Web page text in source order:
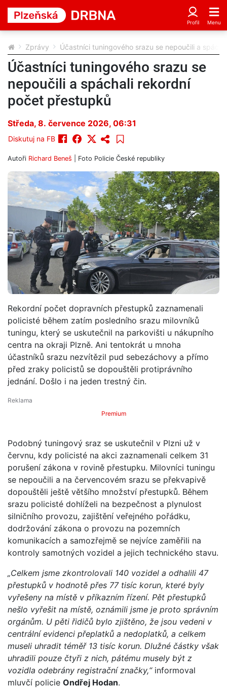
Zprávy Účastníci tuningového srazu se nepoučili a
Účastníci tuningového srazu se
nepoučili a spáchali rekordní
počet přestupků
Středa, 8. července 2026, 06:31
Diskutuj na FB
Autoři Richard Beneš | Foto Policie České republiky
Rekordní počet dopravních přestupků zaznamenali
policisté během zatím posledního srazu milovníků
tuningu, který se uskutečnil na parkovišti u nákupního
centra na okraji Plzně. Ani tentokrát u mnoha
účastníků srazu nezvítězil pud sebezáchovy a přímo
před zraky policistů se dopouštěli protiprávního
jednání. Došlo i na jeden trestný čin.
Premium
Podobný tuningový sraz se uskutečnil v Plzni už v
červnu, kdy policisté na akci zaznamenali celkem 31
porušení zákona v rovině přestupku. Milovníci tuningu
se nepoučili a na červencovém srazu se překvapivě
dopouštěli ještě většího množství přestupků. Během
srazu policisté dohlíželi na bezpečnost a plynulost
silničního provozu, zajištění veřejného pořádku,
dodržování zákona o provozu na pozemních
komunikacích a samozřejmě se nejvíce zaměřili na
kontroly samotných vozidel a jejich technického stavu.
„Celkem jsme zkontrolovali 140 vozidel a odhalili 47
přestupků v hodnotě přes 77 tisíc korun, které byly
vyřešeny na místě v příkazním řízení. Pět přestupků
nešlo vyřešit na místě, oznámili jsme je proto správním
orgánům. U pěti řidičů bylo zjištěno, že jsou vedeni v
centrální evidenci přeplatků a nedoplatků, a celkem
museli uhradit téměř 13 tisíc korun. Dlužné částky však
uhradili pouze čtyři z nich, pátému musely být z
vozidla odebrány registrační značky,“informoval
mluvčí policie Ondřej Hodan.